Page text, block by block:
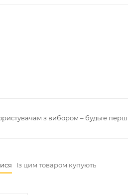
з вибором – будьте
Із цим товаром купують